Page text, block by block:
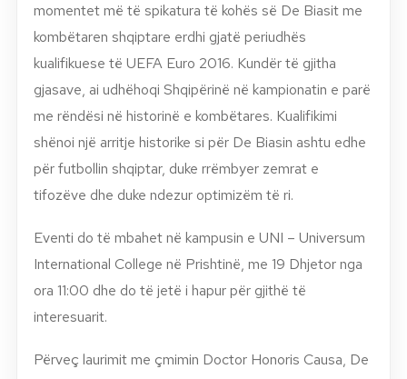
momentet më të spikatura të kohës së De Biasit me
kombëtaren shqiptare erdhi gjatë periudhës
kualifikuese të UEFA Euro 2016. Kundër të gjitha
gjasave, ai udhëhoqi Shqipërinë në kampionatin e parë
me rëndësi në historinë e kombëtares. Kualifikimi
shënoi një arritje historike si për De Biasin ashtu edhe
për futbollin shqiptar, duke rrëmbyer zemrat e
tifozëve dhe duke ndezur optimizëm të ri.
Eventi do të mbahet në kampusin e UNI – Universum
International College në Prishtinë, me 19 Dhjetor nga
ora 11:00 dhe do të jetë i hapur për gjithë të
interesuarit.
Përveç laurimit me çmimin Doctor Honoris Causa, De